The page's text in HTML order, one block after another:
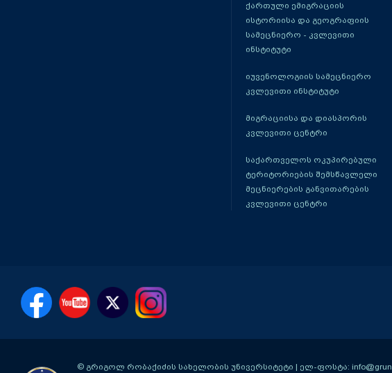
ქართული ემიგრაციის
ისტორიისა და გეოგრაფიის
სამეცნიერო - კვლევითი
ინსტიტუტი
იუვენოლოგიის სამეცნიერო
კვლევითი ინსტიტუტი
მიგრაციისა და დიასპორის
კვლევითი ცენტრი
საქართველოს ოკუპირებული
ტერიტორიების შემსწავლელი
მეცნიერების განვითარების
კვლევითი ცენტრი
© გრიგოლ რობაქიძის სახელობის უნივერსიტეტი | ელ-ფოსტა: